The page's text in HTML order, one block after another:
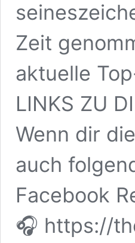
Zeit
aktuelle
LINKS ZU
Wenn dir
auch
Facebook
🎧 https://